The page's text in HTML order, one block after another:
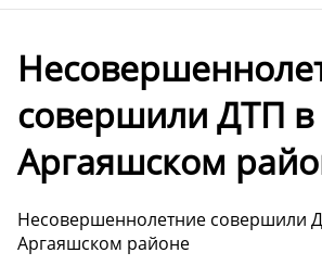
совершили ДТП в
Аргаяшском
Несовершеннолетние совершили
Аргаяшском районе